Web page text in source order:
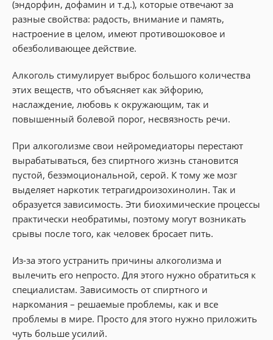
(эндорфин, дофамин и т.д.), которые отвечают за
разные свойства: радость, внимание и память,
настроение в целом, имеют противошоковое и
обезболивающее действие.
Алкоголь стимулирует выброс большого количества
этих веществ, что объясняет как эйфорию,
наслаждение, любовь к окружающим, так и
повышенный болевой порог, несвязность речи.
При алкоголизме свои нейромедиаторы перестают
вырабатываться, без спиртного жизнь становится
пустой, безэмоциональной, серой. К тому же мозг
выделяет наркотик тетрагидроизохинолин. Так и
образуется зависимость. Эти биохимические процессы
практически необратимы, поэтому могут возникать
срывы после того, как человек бросает пить.
Из-за этого устранить причины алкоголизма и
вылечить его непросто. Для этого нужно обратиться к
специалистам. Зависимость от спиртного и
наркомания – решаемые проблемы, как и все
проблемы в мире. Просто для этого нужно приложить
чуть больше усилий.